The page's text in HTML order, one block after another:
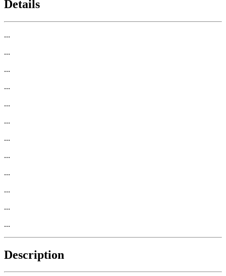
Details
...
...
...
...
...
...
...
...
...
...
...
...
Description